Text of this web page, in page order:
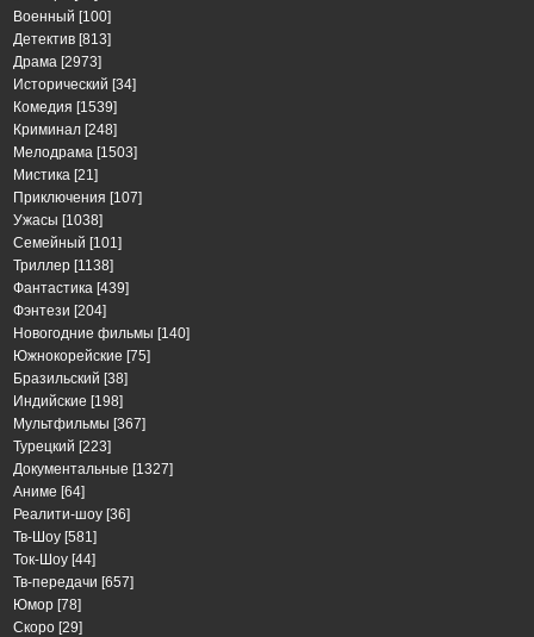
Военный [100]
Детектив [813]
Драма [2973]
Исторический [34]
Комедия [1539]
Криминал [248]
Мелодрама [1503]
Мистика [21]
Приключения [107]
Ужасы [1038]
Семейный [101]
Триллер [1138]
Фантастика [439]
Фэнтези [204]
Новогодние фильмы [140]
Южнокорейские [75]
Бразильский [38]
Индийские [198]
Мультфильмы [367]
Турецкий [223]
Документальные [1327]
Аниме [64]
Реалити-шоу [36]
Тв-Шоу [581]
Ток-Шоу [44]
Тв-передачи [657]
Юмор [78]
Скоро [29]